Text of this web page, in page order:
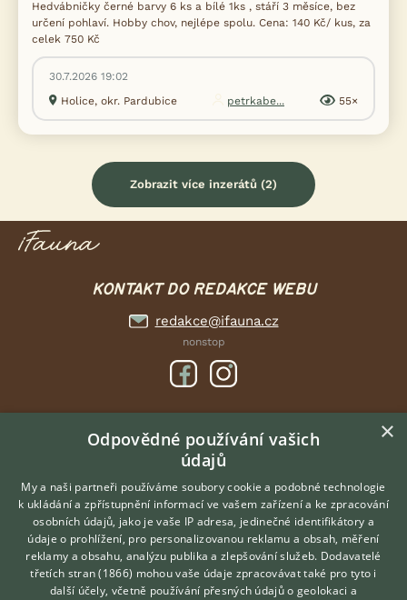
Hedvábničky černé barvy 6 ks a bílé 1ks , stáří 3 měsíce, bez
určení pohlaví. Hobby chov, nejlépe spolu. Cena: 140 Kč/ kus, za
celek 750 Kč
30.7.2026 19:02
Holice, okr. Pardubice
petrkabe... 55×
Zobrazit více inzerátů (2)
KONTAKT DO REDAKCE WEBU
redakce@ifauna.cz
nonstop
DOMOVSKÁ STRÁNKA
INZERCE
ČLÁNKY
O nás
KontaktHledáte zvířecího kamaráda?
Zdarma vám poradí
×
Odpovědné používání vašich
údajů
My a naši partneři používáme soubory cookie a podobné technologie
k ukládání a zpřístupnění informací ve vašem zařízení a ke zpracování
osobních údajů, jako je vaše IP adresa, jedinečné identifikátory a
údaje o prohlížení, pro personalizovanou reklamu a obsah, měření
reklamy a obsahu, analýzu publika a zlepšování služeb. Dodavatelé
třetích stran (1866) mohou vaše údaje zpracovávat také pro tyto i
další účely, včetně používání přesných údajů o geolokaci a